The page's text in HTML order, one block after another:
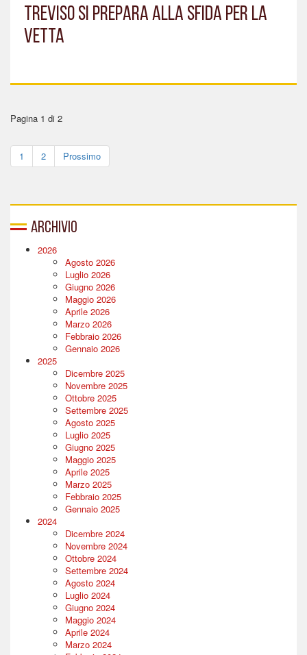
TREVISO SI PREPARA ALLA SFIDA PER LA
VETTA
Pagina 1 di 2
1 2 Prossimo
Archivio
2026
Agosto 2026
Luglio 2026
Giugno 2026
Maggio 2026
Aprile 2026
Marzo 2026
Febbraio 2026
Gennaio 2026
2025
Dicembre 2025
Novembre 2025
Ottobre 2025
Settembre 2025
Agosto 2025
Luglio 2025
Giugno 2025
Maggio 2025
Aprile 2025
Marzo 2025
Febbraio 2025
Gennaio 2025
2024
Dicembre 2024
Novembre 2024
Ottobre 2024
Settembre 2024
Agosto 2024
Luglio 2024
Giugno 2024
Maggio 2024
Aprile 2024
Marzo 2024